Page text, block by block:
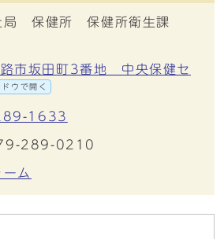
局 保健所 保健所衛生課
市坂田町3番地 中央保健セ
ウで開く
1633
289-0210
ム